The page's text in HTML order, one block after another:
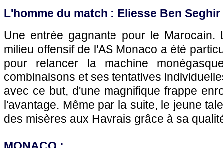
L'homme du match : Eliesse Ben Seghir
Une entrée gagnante pour le
milieu offensif de l'AS Monaco a été
pour relancer la machine
combinaisons et ses tentatives
avec ce but, d'une magnifique frappe
l'avantage. Même par la suite, le jeune
des misères aux Havrais grâce à sa